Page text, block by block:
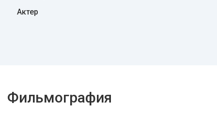
Радио
Актер
Фильмография